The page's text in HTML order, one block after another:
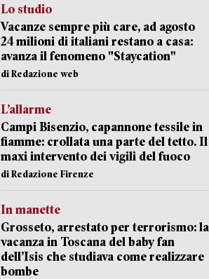
Lo studio
Vacanze sempre più care, ad agosto
24 milioni di italiani restano a casa:
avanza il fenomeno "Staycation"
di Redazione web
L’allarme
Campi Bisenzio, capannone tessile in
fiamme: crollata una parte del tetto. Il
maxi intervento dei vigili del fuoco
di Redazione Firenze
In manette
Grosseto, arrestato per terrorismo: la
vacanza in Toscana del baby fan
dell’Isis che studiava come realizzare
bombe